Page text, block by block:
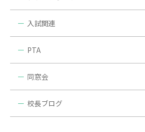
入試関連
PTA
同窓会
校長ブログ